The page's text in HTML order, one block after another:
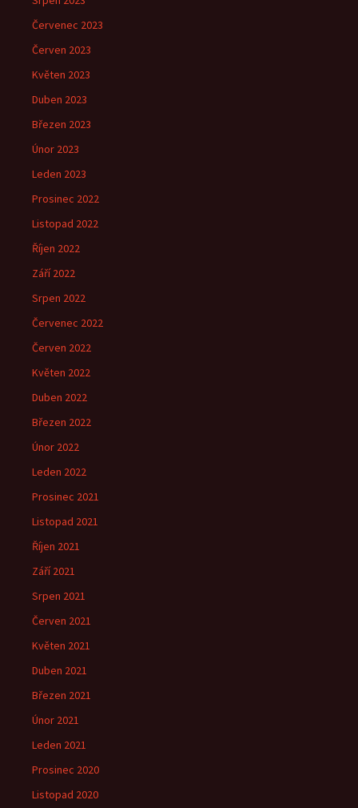
Červenec 2023
Červen 2023
Květen 2023
Duben 2023
Březen 2023
Únor 2023
Leden 2023
Prosinec 2022
Listopad 2022
Říjen 2022
Září 2022
Srpen 2022
Červenec 2022
Červen 2022
Květen 2022
Duben 2022
Březen 2022
Únor 2022
Leden 2022
Prosinec 2021
Listopad 2021
Říjen 2021
Září 2021
Srpen 2021
Červen 2021
Květen 2021
Duben 2021
Březen 2021
Únor 2021
Leden 2021
Prosinec 2020
Listopad 2020